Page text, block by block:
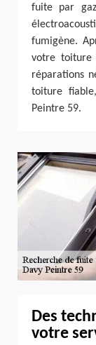
fuite par
fumigène.
votre toiture
réparations
toiture
Peintre 59.
Des
votre